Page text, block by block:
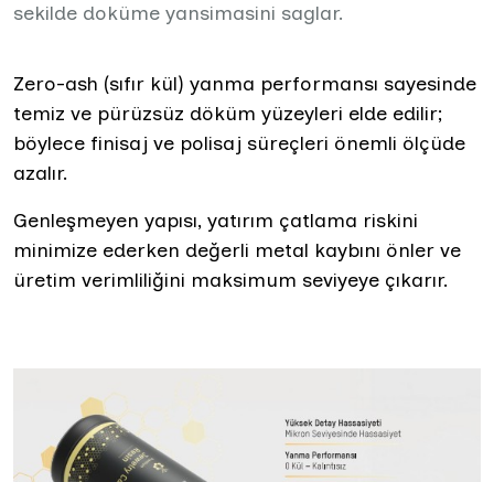
sekilde doküme yansimasini saglar.
Zero-ash (sıfır kül) yanma performansı sayesinde
temiz ve pürüzsüz döküm yüzeyleri elde edilir;
böylece finisaj ve polisaj süreçleri önemli ölçüde
azalır.
Genleşmeyen yapısı, yatırım çatlama riskini
minimize ederken değerli metal kaybını önler ve
üretim verimliliğini maksimum seviyeye çıkarır.